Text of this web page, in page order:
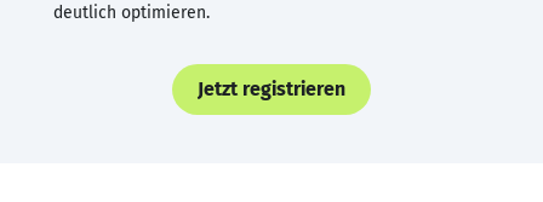
deutlich optimieren.
Jetzt registrieren